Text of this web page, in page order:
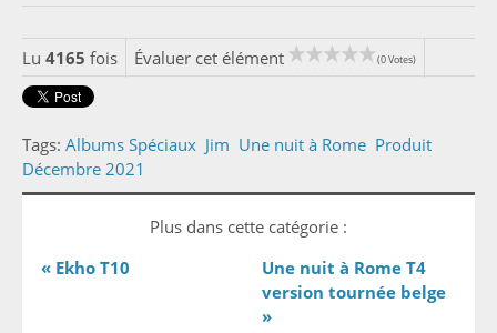
Lu 4165 fois Évaluer cet élément (0 Votes)
Tags: Albums Spéciaux Jim Une nuit à Rome Produit
Décembre 2021
Plus dans cette catégorie :
« Ekho T10
Une nuit à Rome T4
version tournée belge
»